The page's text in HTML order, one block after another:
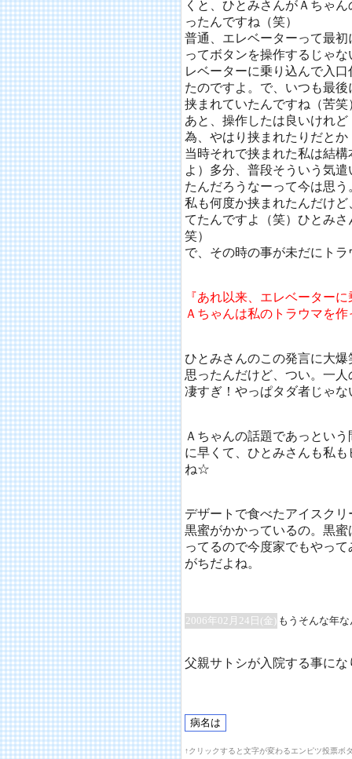
くと、ひとみさんがＡちゃ
ったんですね（笑）
普通、エレベーターって最
ってボタンを操作するじゃ
レベーターに乗り込んで入
たのですよ。で、いつも最
挟まれていたんですね（苦笑
あと、操作したは良いけれ
為、やはり挟まれたりだと
当時それで挟まれた私は結
よ）多分、普段そういう気
たんだろうなーって今は思う
私も何度か挟まれたんだけ
てたんですよ（笑）ひとみ
笑）
で、その時の事が未だにト
『あれ以来、エレベーター
Ａちゃんは私のトラウマを作
ひとみさんのこの発言に大
思ったんだけど、つい。一
凄すぎ！やっぱタダ者じゃな
Ａちゃんの話題であっとい
に早くて、ひとみさんも私
ね☆
デザートで食べたアイスク
黒蜜がかかっているの。黒
ってるので今度家でもやっ
がちだよね。
2006年02月24日(金) もうそんな年
父親サトシが入院する事にな
↑クリックすると文字が変わるエンピツ投票ボ